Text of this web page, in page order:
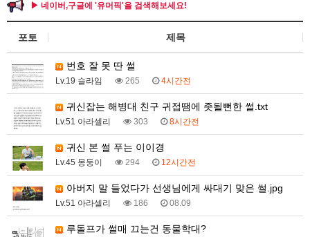
▶ 네이버,구글에 '유머픽'을 검색해보세요!
포토 제목
번호 잘 못 딴 썰
Lv.19 슬라임 265 4시간전
귀신잡는 해병대 친구 귀접땜에 좃될뻔한 썰.txt
Lv.51 아라셀리 303 8시간전
귀신 본 썰 푸는 이이경
Lv.45 몽둥이 294 12시간전
아버지 말 들었다가 선생님에게 싸대기 맞은 썰.jpg
Lv.51 아라셀리 186 08.09
루돌프가 썰매 끄는건 동물학대?